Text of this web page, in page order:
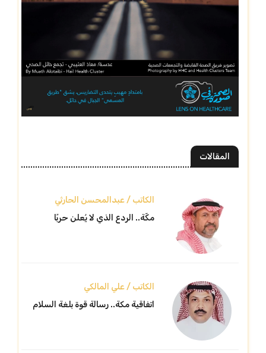
المقالات
الكاتب / عبدالمحسن الحارثي
مكّة.. الردع الذي لا يُعلن حربًا
الكاتب / علي المالكي
اتفاقية مكة.. رسالة قوة بلغة السلام